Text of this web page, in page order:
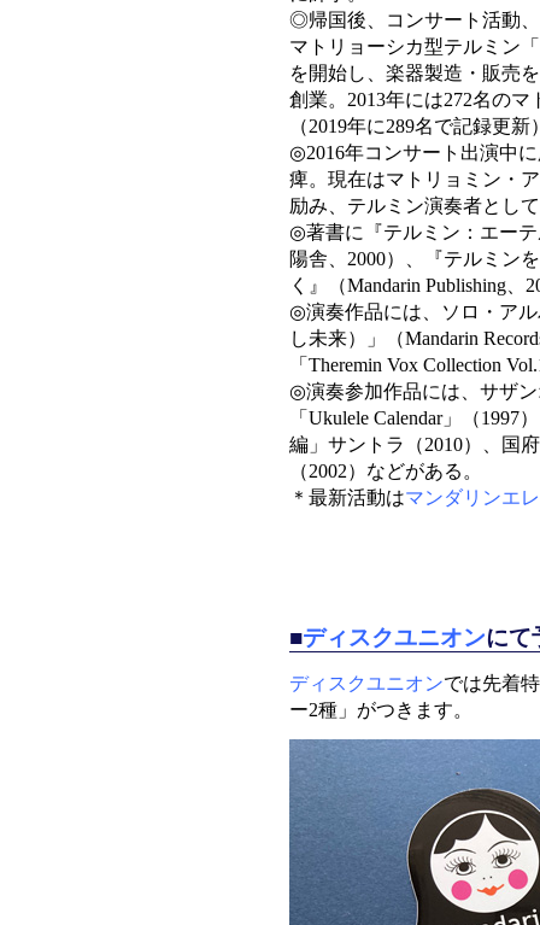
◎帰国後、コンサート活動
マトリョーシカ型テルミン
を開始し、楽器製造・販売
創業。2013年には272名の
（2019年に289名で記録更新
◎2016年コンサート出演中
痺。現在はマトリョミン・
励み、テルミン演奏者とし
◎著書に『テルミン：エー
陽舎、2000）、『テルミン
く』（Mandarin Publishing、
◎演奏作品には、ソロ・アル
し未来）」（Mandarin
「Theremin Vox Collection
◎演奏参加作品には、サザ
「Ukulele Calendar」（
編」サントラ（2010）、国
（2002）などがある。
＊最新活動はマンダリンエ
■ディスクユニオンにて
ディスクユニオンでは先着
ー2種」がつきます。